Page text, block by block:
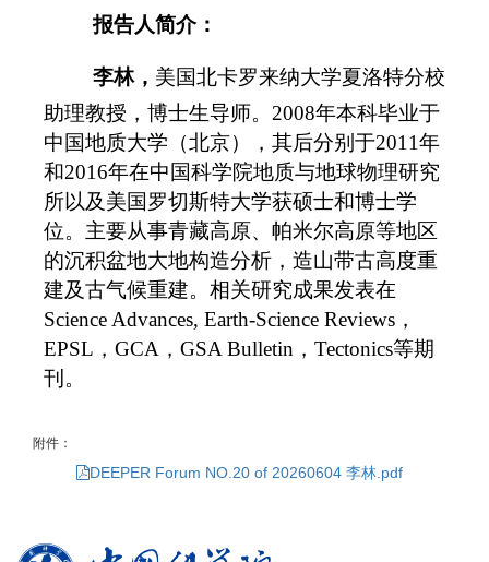
报告人简介：
李林， 美国北卡罗来纳大学夏洛特分校
助理教授，博士生导师。2008年本科毕业于
中国地质大学（北京），其后分别于2011年
和2016年在中国科学院地质与地球物理研究
所以及美国罗切斯特大学获硕士和博士学
位。主要从事青藏高原、帕米尔高原等地区
的沉积盆地大地构造分析，造山带古高度重
建及古气候重建。相关研究成果发表在
Science Advances, Earth-Science Reviews，
EPSL，GCA，GSA Bulletin，Tectonics等期
刊。
附件：
DEEPER Forum NO.20 of 20260604 李林.pdf